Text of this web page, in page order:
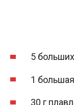
5
1
30 г